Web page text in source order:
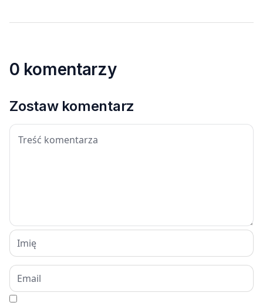
0 komentarzy
Zostaw komentarz